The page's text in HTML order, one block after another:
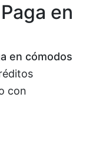
en
en cómodos
con